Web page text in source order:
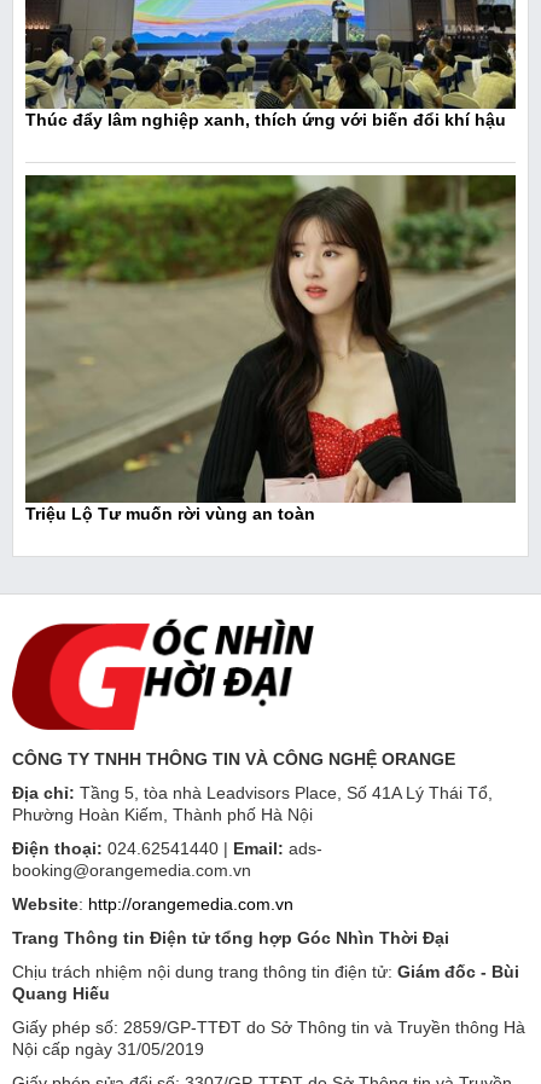
Thúc đẩy lâm nghiệp xanh, thích ứng với biến đổi khí hậu
Triệu Lộ Tư muốn rời vùng an toàn
CÔNG TY TNHH THÔNG TIN VÀ CÔNG NGHỆ ORANGE
Địa chỉ: Tầng 5, tòa nhà Leadvisors Place, Số 41A Lý Thái Tổ,
Phường Hoàn Kiếm, Thành phố Hà Nội
Điện thoại: 024.62541440 | Email: ads-
booking@orangemedia.com.vn
Website: http://orangemedia.com.vn
Trang Thông tin Điện tử tổng hợp Góc Nhìn Thời Đại
Chịu trách nhiệm nội dung trang thông tin điện tử: Giám đốc - Bùi
Quang Hiếu
Giấy phép số: 2859/GP-TTĐT do Sở Thông tin và Truyền thông Hà
Nội cấp ngày 31/05/2019